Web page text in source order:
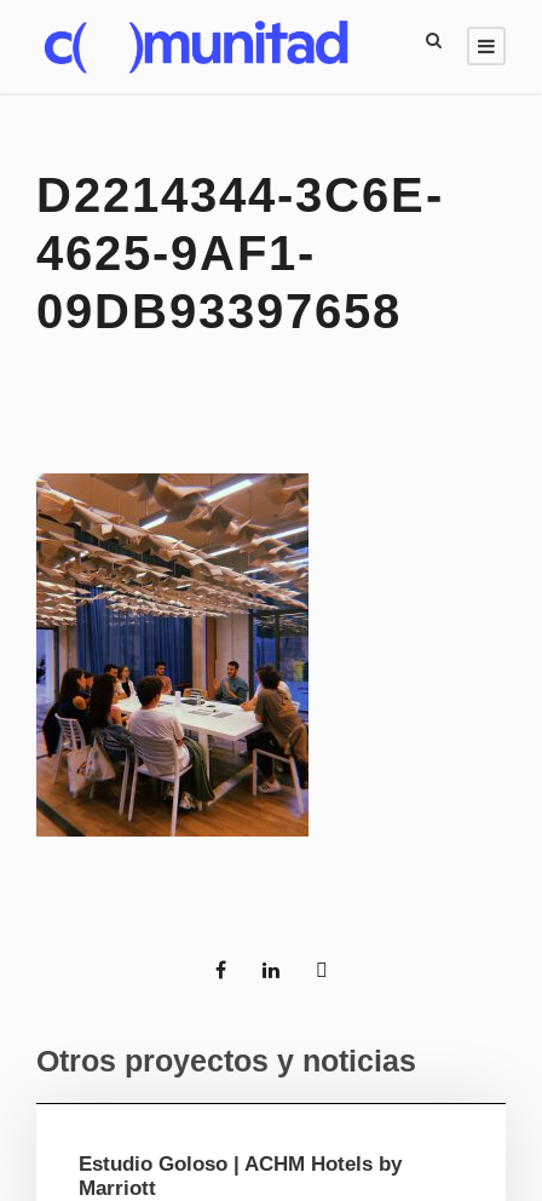
D2214344-3C6E-
4625-9AF1-
09DB93397658
Otros proyectos y noticias
Estudio Goloso | ACHM Hotels by
Marriott